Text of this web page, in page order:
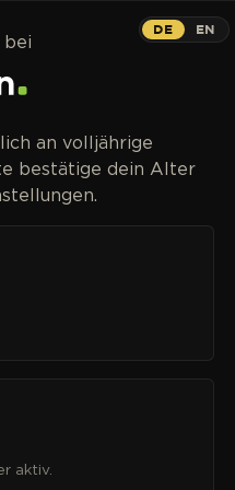
Shop Strains Breeder
DE EN
an volljährige
bestätige dein Alter
aktiv.